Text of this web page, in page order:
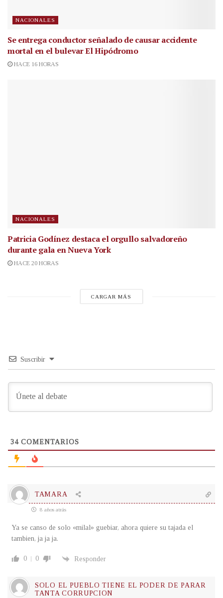
NACIONALES
Se entrega conductor señalado de causar accidente
mortal en el bulevar El Hipódromo
HACE 16 HORAS
NACIONALES
Patricia Godínez destaca el orgullo salvadoreño
durante gala en Nueva York
HACE 20 HORAS
CARGAR MÁS
Suscribir
34COMENTARIOS
TAMARA
8 años atrás
Ya se canso de solo «milal» guebiar, ahora quiere su tajada el
tambien, ja ja ja.
0 0 Responder
SOLO EL PUEBLO TIENE EL PODER DE PARAR
TANTA CORRUPCION